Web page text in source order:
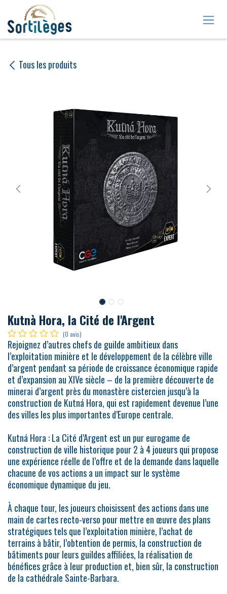
Se rendre au contenu
Tous les produits
Kutnà Hora, la Cité de l'Argent
(0 avis)
Rejoignez d’autres chefs de guilde ambitieux dans
l’exploitation minière et le développement de la célèbre ville
d’argent pendant sa période de croissance économique rapide
et d’expansion au XIVe siècle – de la première découverte de
minerai d’argent près du monastère cistercien jusqu’à la
construction de Kutná Hora, qui est rapidement devenue l’une
des villes les plus importantes d’Europe centrale.
Kutná Hora : La Cité d’Argent est un pur eurogame de
construction de ville historique pour 2 à 4 joueurs qui propose
une expérience réelle de l’offre et de la demande dans laquelle
chacune de vos actions a un impact sur le système
économique dynamique du jeu.
À chaque tour, les joueurs choisissent des actions dans une
main de cartes recto-verso pour mettre en œuvre des plans
stratégiques tels que l’exploitation minière, l’achat de
terrains à bâtir, l’obtention de permis, la construction de
bâtiments pour leurs guildes affiliées, la réalisation de
bénéfices grâce à leur production et, bien sûr, la construction
de la cathédrale Sainte-Barbara.